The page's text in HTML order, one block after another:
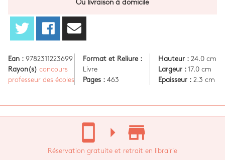
Ou livraison à domicile
Ean : 9782311223699
Rayon(s) concours
professeur des écoles
Format et Reliure :
Livre
Pages : 463
Hauteur :24.0 cm
Largeur :17.0 cm
Epaisseur :2.3 cm
stay_current_portrait arrow_right store_mall_directory
Réservation gratuite et retrait en librairie